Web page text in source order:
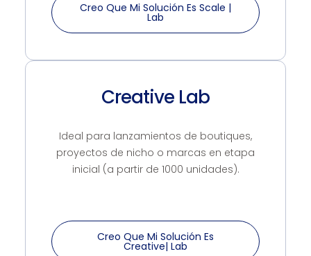
Creo Que Mi Solución Es Scale |
Lab
Creative Lab
Ideal para lanzamientos de boutiques,
proyectos de nicho o marcas en etapa
inicial (a partir de 1000 unidades).
Creo Que Mi Solución Es
Creative| Lab